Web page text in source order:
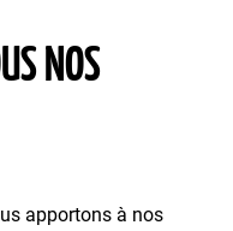
NOS
apportons à nos